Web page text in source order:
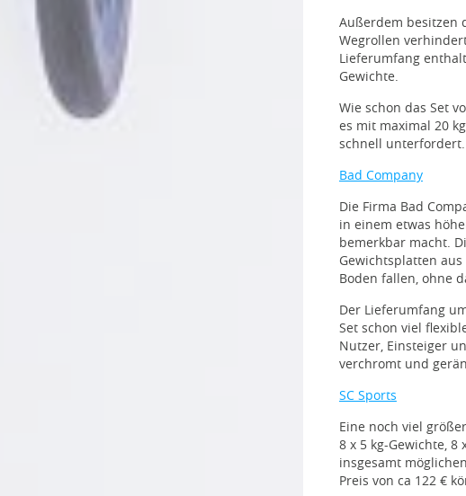
Außerdem besitzen
Wegrollen
Lieferumfang
Gewichte.
Wie schon das Set
es mit maximal 20
schnell unterfordert.
Bad Company
Die Firma Bad
in einem etwas
bemerkbar macht.
Gewichtsplatten aus
Boden fallen, ohne
Der Lieferumfang
Set schon viel
Nutzer, Einsteiger
verchromt und
SC Sports
Eine noch viel
8 x 5 kg-Gewichte, 8
insgesamt
Preis von ca 122 €